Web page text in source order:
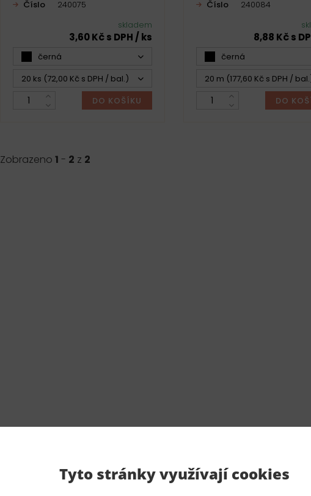
Číslo
240075
skladem
3,60 Kč s DPH / ks
černá
20 ks (72,00 Kč s DPH / bal.)
DO KOŠÍKU
Číslo
240084
8,88 Kč s
černá
20 m (177,60 Kč s DPH /
DO
Zobrazeno 1 - 2 z 2
Tyto stránky využívají cookies